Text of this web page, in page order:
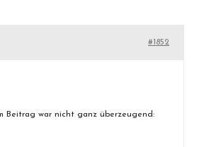
#1852
Beitrag war nicht ganz überzeugend: